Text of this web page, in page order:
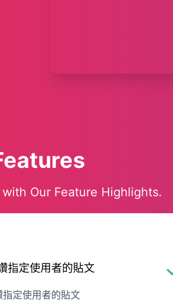
Our Feature Highlights.
指定使用者的貼文
指定使用者的貼文